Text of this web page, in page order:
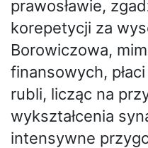
prawosławie,
korepetycji za
Borowiczowa,
finansowych,
rubli, licząc na
wykształcenia
intensywne